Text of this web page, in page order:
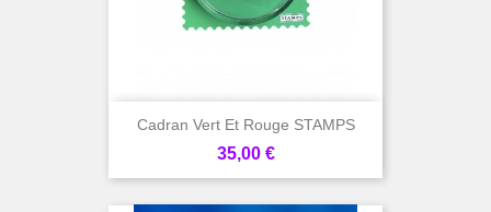
Cadran Vert Et Rouge STAMPS
Prix
35,00 €